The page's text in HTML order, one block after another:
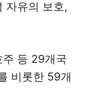
자유의 보호,
등 29개국
비롯한 59개